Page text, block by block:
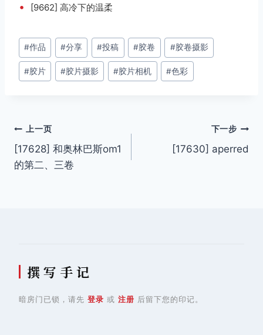
• [9662] 高冷下的温柔
文
章
标
#作品 #分享 #投稿 #胶卷 #胶卷摄影
#胶片 #胶片摄影 #胶片相机 #色彩
文
章
上一页
[17628] 和奥林巴斯om1
的第二、三卷
下一步
[17630] aperred
撰 写 手 记
暗房门已锁，请先 登录 或 注册 后留下您的印记。